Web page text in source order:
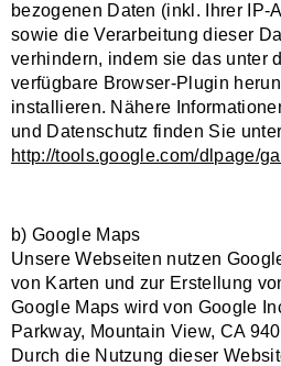
bezogenen Daten (inkl. Ihrer IP-
sowie die Verarbeitung dieser
verhindern, indem sie das unter
verfügbare Browser-Plugin
installieren. Nähere
und Datenschutz finden Sie unter
http://tools.google.com/dlpage/
b) Google Maps
Unsere Webseiten nutzen
von Karten und zur Erstellung
Google Maps wird von Google
Parkway, Mountain View, CA
Durch die Nutzung dieser